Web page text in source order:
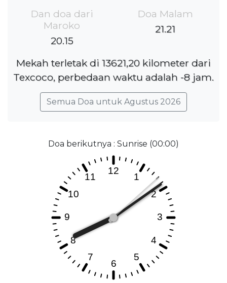
Dan doa dari
Maroko
20.15
Doa Malam
21.21
Mekah terletak di 13621,20 kilometer dari
Texcoco, perbedaan waktu adalah -8 jam.
Semua Doa untuk Agustus 2026
Doa berikutnya : Sunrise (00:00)